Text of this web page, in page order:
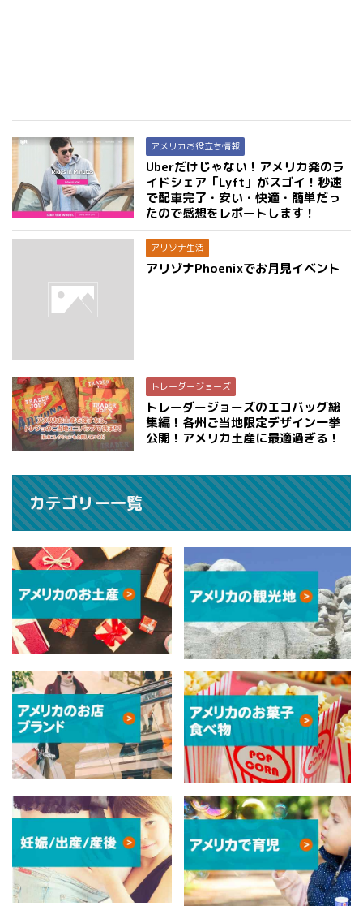
アメリカお役立ち情報
Uberだけじゃない！アメリカ発のラ
イドシェア「Lyft」がスゴイ！秒速
で配車完了・安い・快適・簡単だっ
たので感想をレポートします！
アリゾナ生活
アリゾナPhoenixでお月見イベント
トレーダージョーズ
トレーダージョーズのエコバッグ総
集編！各州ご当地限定デザイン一挙
公開！アメリカ土産に最適過ぎる！
カテゴリー一覧